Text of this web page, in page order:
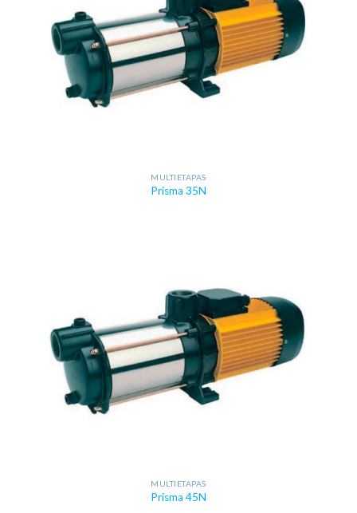
MULTIETAPAS
Prisma 35N
MULTIETAPAS
Prisma 45N